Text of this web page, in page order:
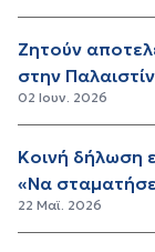
Ζητούν
στην
02 Ιουν. 2026
Κοινή δήλωση
«Να
22 Μαϊ. 2026